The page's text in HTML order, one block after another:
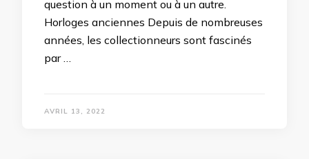
question à un moment ou à un autre.
Horloges anciennes Depuis de nombreuses
années, les collectionneurs sont fascinés
par …
AVRIL 13, 2022